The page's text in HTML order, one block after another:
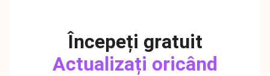
Începeți gratuit
Actualizați oricând